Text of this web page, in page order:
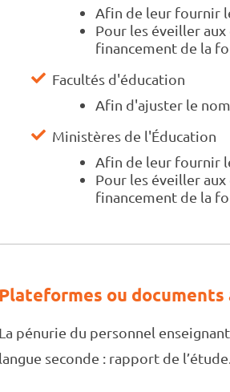
Afin de leur fournir
Pour les éveiller
financement de la
Facultés d'éducation
Afin d'ajuster le
Ministères de l'Éducation
Afin de leur fournir
Pour les éveiller
financement de la
Plateformes ou
La pénurie du personnel
langue seconde : rapport de l’étude.